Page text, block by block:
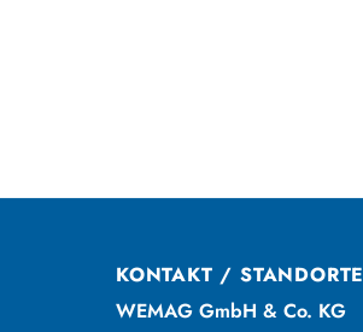
KONTAKT / STANDORTE
WEMAG GmbH & Co. KG